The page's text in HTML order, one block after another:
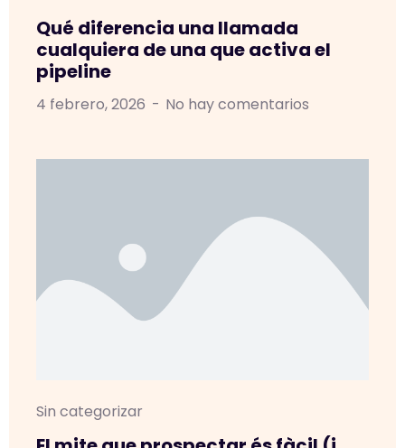
Qué diferencia una llamada
cualquiera de una que activa el
pipeline
4 febrero, 2026 No hay comentarios
Sin categorizar